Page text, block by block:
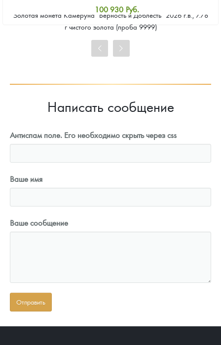
Золотая монета Камеруна "Верность и Доблесть" 2026 г.в., 7.78
г чистого золота (проба 9999)
100 930 Руб.
Стандартная цена
Цена выкупа
Написать сообщение
Антиспам поле. Его необходимо скрыть через css
Ваше имя
Ваше сообщение